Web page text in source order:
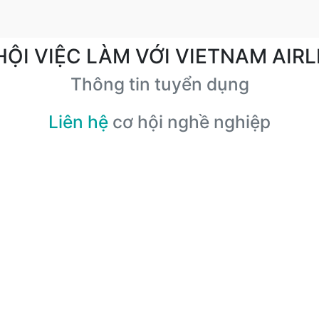
VIỆC LÀM VỚI VIETNAM
Thông tin tuyển dụng
Liên hệ cơ hội nghề nghiệp